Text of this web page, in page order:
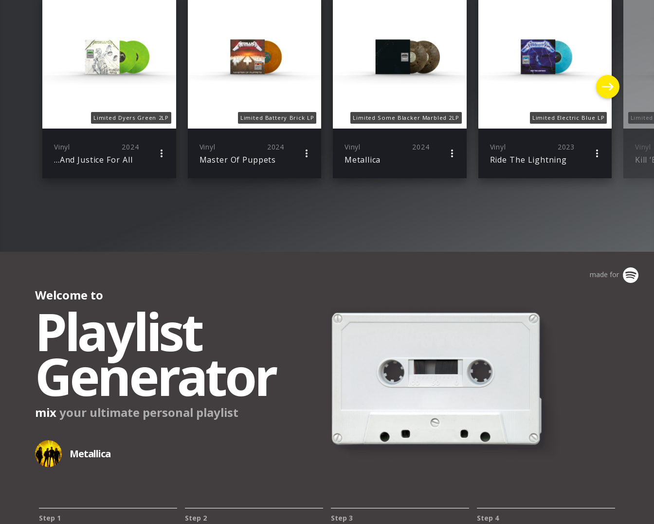
Limited Dyers Green 2LP
Vinyl 2024
…And Justice For All
Limited Battery Brick LP
Vinyl 2024
Master Of Puppets
Limited Some Blacker Marbled 2LP
Vinyl 2024
Metallica
Limited Electric Blue LP
Vinyl 2023
Ride The Lightning
Vinyl
Kill